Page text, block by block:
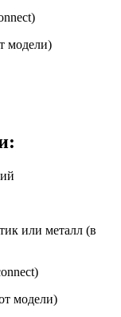
модели)
или металл (в
модели)